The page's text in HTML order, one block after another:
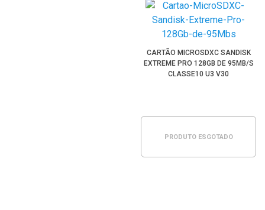
CARTÃO MICROSDXC SANDISK
EXTREME PRO 128GB DE 95MB/S
CLASSE10 U3 V30
PRODUTO ESGOTADO